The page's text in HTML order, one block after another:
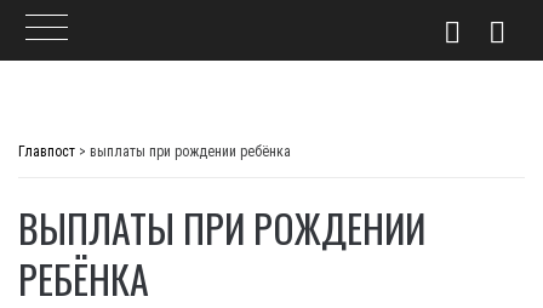
Главпост > выплаты при рождении ребёнка
ВЫПЛАТЫ ПРИ РОЖДЕНИИ
РЕБЁНКА